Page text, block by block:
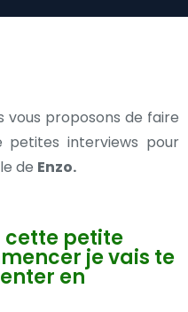
vous proposons de faire
interviews pour
de Enzo.
cette petite
je vais te
en